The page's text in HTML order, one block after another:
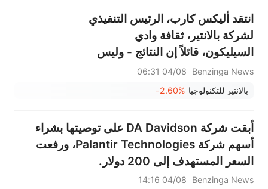
انتقد أليكس كارب، الرئيس التنفيذي
لشركة بالانتير، ثقافة وادي
السيليكون، قائلاً إن النتائج - وليس
"وجبات العشاء الفاخرة" - هي التي
بنت عملاق الذكاء الاصطناعي: "أنا
Benzinga News
04/08 06:31
بالانتير للتكنولوجيا -2.60%
أبقت شركة DA Davidson على توصيتها بشراء
أسهم شركة Palantir Technologies، ورفعت
السعر المستهدف إلى 200 دولار.
Benzinga News
04/08 14:16